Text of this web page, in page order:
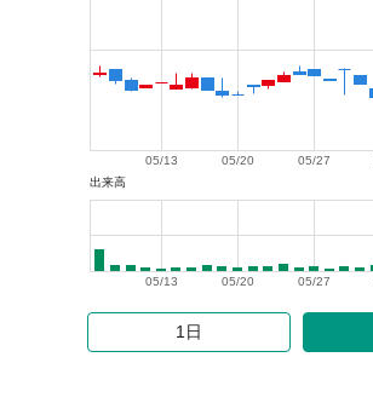
05/27
05/20
05/13
出来高
05/27
05/20
05/13
1日